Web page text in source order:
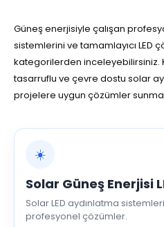
Güneş enerjisiyle çalışan
sistemlerini ve tamamlayıcı LED
kategorilerden inceleyebilirsiniz.
tasarruflu ve çevre dostu solar
projelere uygun çözümler
☀️
Solar Güneş Enerjisi
Solar LED aydınlatma
profesyonel çözümler.